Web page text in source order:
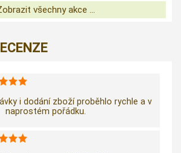
všechny akce ...
i dodání zboží proběhlo rychle a v
naprostém pořádku.